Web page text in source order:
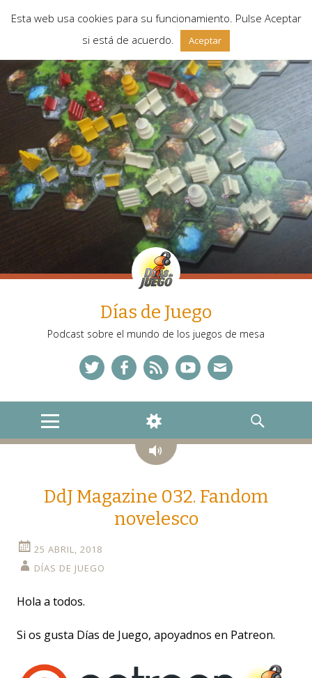
Días de Juego
Podcast sobre el mundo de los juegos de mesa
MENU
WIDGETS
SEARCH
Audio
DdJ Magazine 032. Fandom
novelesco
25 ABRIL, 2018
DÍAS DE JUEGO
Hola a todos.
Si os gusta Días de Juego, apoyadnos en Patreon.
Esta web usa cookies para su funcionamiento. Pulse Aceptar
si está de acuerdo.
Aceptar